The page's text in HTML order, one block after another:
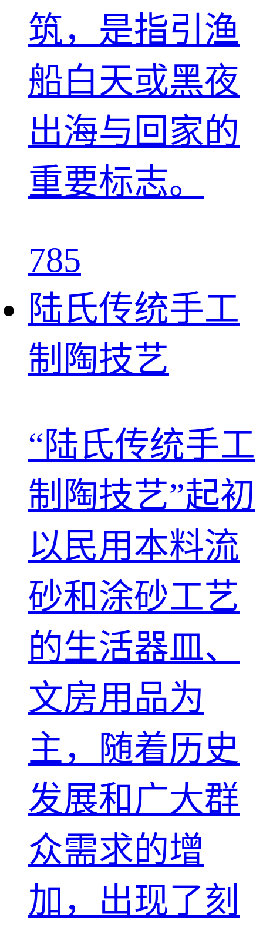
筑，是指引渔
船白天或黑夜
出海与回家的
重要标志。
785
陆氏传统手工
制陶技艺
“陆氏传统手工
制陶技艺”起初
以民用本料流
砂和涂砂工艺
的生活器皿、
文房用品为
主，随着历史
发展和广大群
众需求的增
加，出现了刻